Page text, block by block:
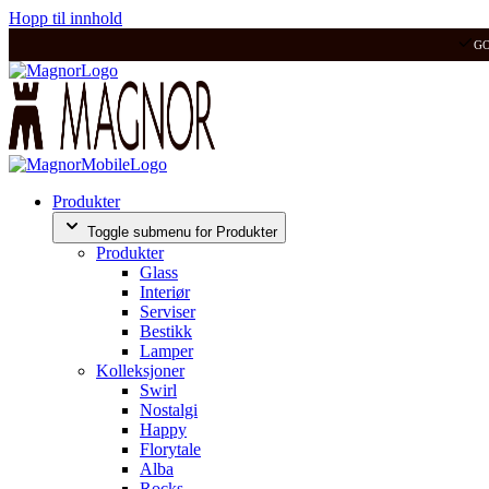
Hopp til innhold
Produkter
Toggle submenu for Produkter
Produkter
Glass
Interiør
Serviser
Bestikk
Lamper
Kolleksjoner
Swirl
Nostalgi
Happy
Florytale
Alba